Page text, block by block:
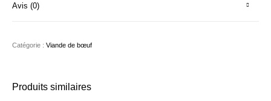
Avis (0)
Catégorie :Viande de bœuf
Produits similaires